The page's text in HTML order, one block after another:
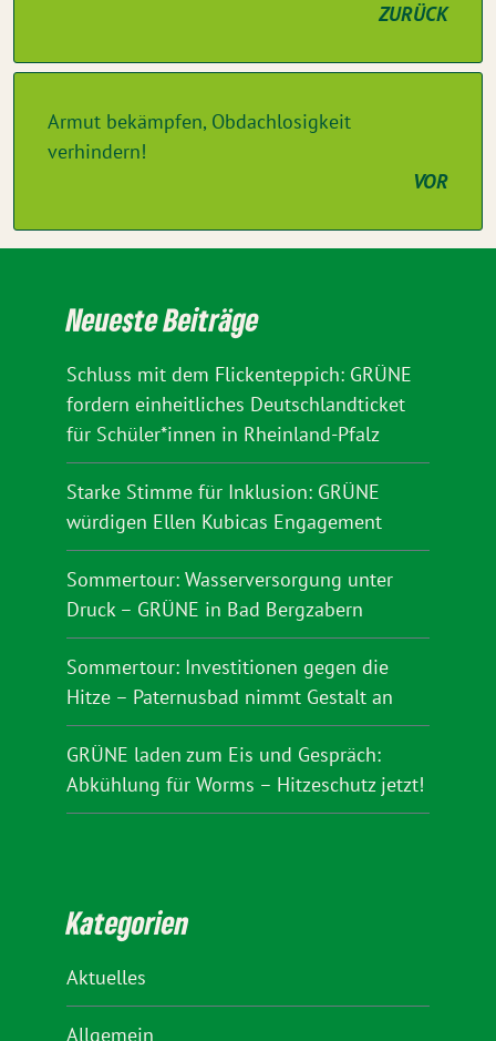
ZURÜCK
Armut bekämpfen, Obdachlosigkeit
verhindern!
VOR
Neueste Beiträge
Schluss mit dem Flickenteppich: GRÜNE
fordern einheitliches Deutschlandticket
für Schüler*innen in Rheinland-Pfalz
Starke Stimme für Inklusion: GRÜNE
würdigen Ellen Kubicas Engagement
Sommertour: Wasserversorgung unter
Druck – GRÜNE in Bad Bergzabern
Sommertour: Investitionen gegen die
Hitze – Paternusbad nimmt Gestalt an
GRÜNE laden zum Eis und Gespräch:
Abkühlung für Worms – Hitzeschutz jetzt!
Kategorien
Aktuelles
Allgemein